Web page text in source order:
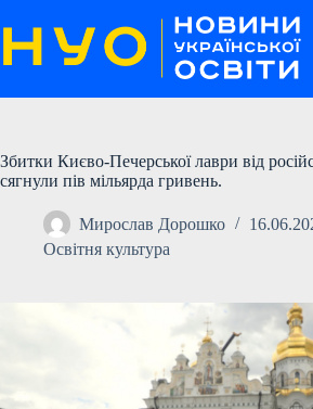
до
вмісту
Збитки Києво-Печерської лаври від
сягнули пів мільярда гривень.
Мирослав Дорошко
Освітня культура